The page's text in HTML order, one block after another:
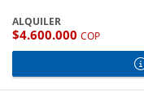
ALQUILER
$4.600.000 COP